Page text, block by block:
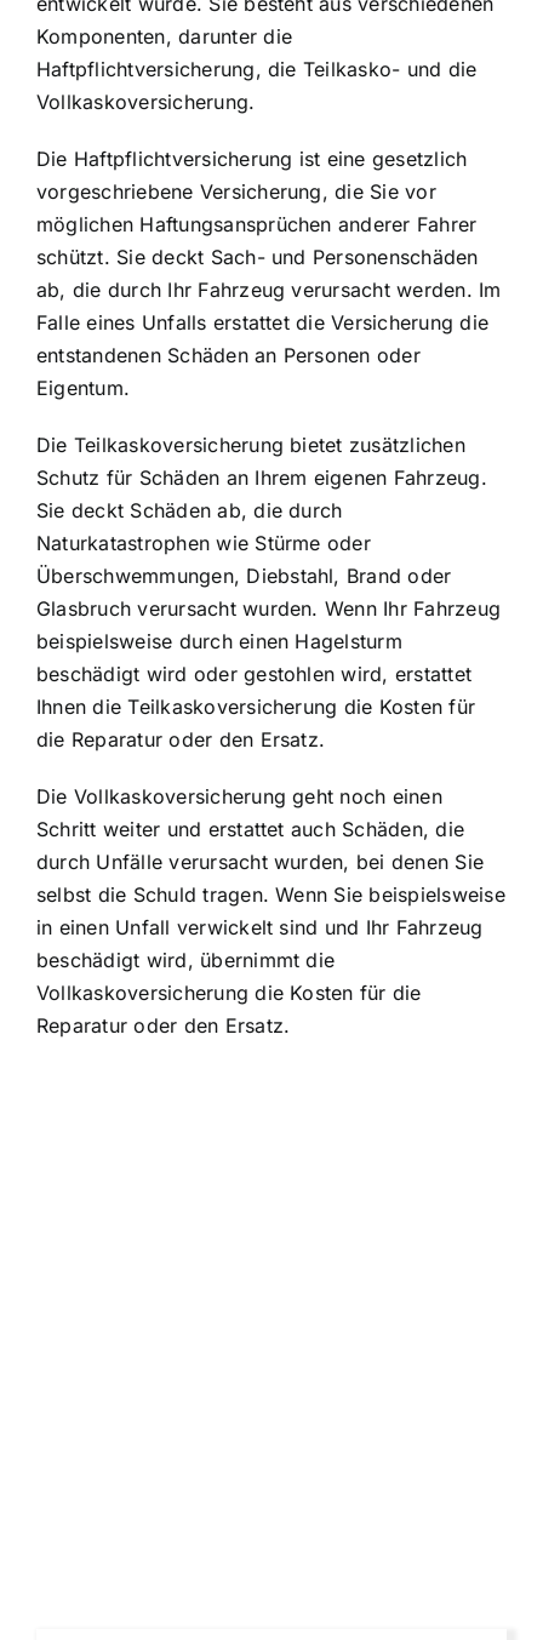
Komponenten, darunter die
Haftpflichtversicherung, die Teilkasko- und die
Vollkaskoversicherung.
Die Haftpflichtversicherung ist eine gesetzlich
vorgeschriebene Versicherung, die Sie vor
möglichen Haftungsansprüchen anderer Fahrer
schützt. Sie deckt Sach- und Personenschäden
ab, die durch Ihr Fahrzeug verursacht werden. Im
Falle eines Unfalls erstattet die Versicherung die
entstandenen Schäden an Personen oder
Eigentum.
Die Teilkaskoversicherung bietet zusätzlichen
Schutz für Schäden an Ihrem eigenen Fahrzeug.
Sie deckt Schäden ab, die durch
Naturkatastrophen wie Stürme oder
Überschwemmungen, Diebstahl, Brand oder
Glasbruch verursacht wurden. Wenn Ihr Fahrzeug
beispielsweise durch einen Hagelsturm
beschädigt wird oder gestohlen wird, erstattet
Ihnen die Teilkaskoversicherung die Kosten für
die Reparatur oder den Ersatz.
Die Vollkaskoversicherung geht noch einen
Schritt weiter und erstattet auch Schäden, die
durch Unfälle verursacht wurden, bei denen Sie
selbst die Schuld tragen. Wenn Sie beispielsweise
in einen Unfall verwickelt sind und Ihr Fahrzeug
beschädigt wird, übernimmt die
Vollkaskoversicherung die Kosten für die
Reparatur oder den Ersatz.